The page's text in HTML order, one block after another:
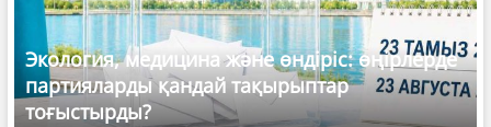
Экология, медицина және өндіріс: өңірлерде
партияларды қандай тақырыптар
тоғыстырды?